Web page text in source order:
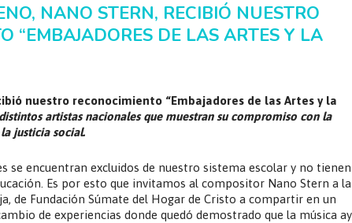
NANO STERN, RECIBIÓ NUESTRO
“EMBAJADORES DE LAS ARTES Y LA
nuestro reconocimiento “Embajadores de las Artes y la
artistas nacionales que muestransu compromiso con la
justicia social.
se encuentran excluidos de nuestro sistema escolar y no tienen
Es por esto que invitamos al compositor Nano Stern a la
de Fundación Súmate del Hogar de Cristo a compartir en un
de experiencias donde quedó demostrado que la música